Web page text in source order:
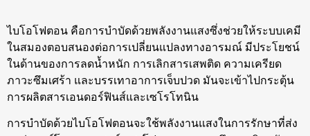
ไบโอโฟตอน คือการบำบัดด้วยพลังงานแสงซึ่งช่วยให้ระบบเคมี
ในสมองตอบสนองต่อการเปลี่ยนแปลงทางอารมณ์ มีประโยชน์
ในด้านของการลดน้ำหนัก การเลิกสารเสพติด ความเครียด
ภาวะซึมเศร้า และบรรเทาอาการเจ็บปวด มันจะเข้าไปกระตุ้น
การผลิตสารเอนดอร์ฟินส์และเซโรโทนิน
การบำบัดด้วยไบโอโฟตอนจะใช้พลังงานแสงในการรักษาที่ส่ง